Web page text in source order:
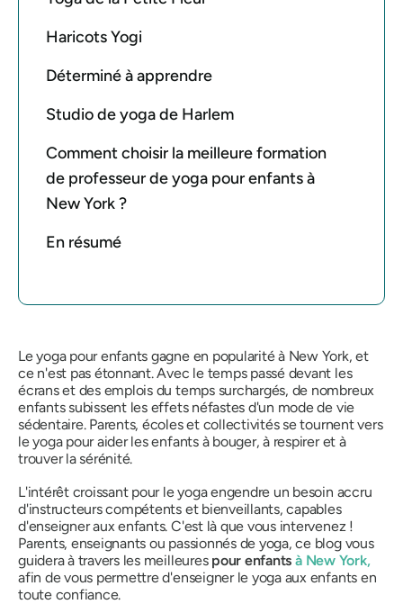
Haricots Yogi
Déterminé à apprendre
Studio de yoga de Harlem
Comment choisir la meilleure formation
de professeur de yoga pour enfants à
New York ?
En résumé
Le yoga pour enfants gagne en popularité à New York, et
ce n'est pas étonnant. Avec le temps passé devant les
écrans et des emplois du temps surchargés, de nombreux
enfants subissent les effets néfastes d'un mode de vie
sédentaire. Parents, écoles et collectivités se tournent vers
le yoga pour aider les enfants à bouger, à respirer et à
trouver la sérénité.
L'intérêt croissant pour le yoga engendre un besoin accru
d'instructeurs compétents et bienveillants, capables
d'enseigner aux enfants. C'est là que vous intervenez !
Parents, enseignants ou passionnés de yoga, ce blog vous
guidera à travers les meilleures pour enfants à New York,
afin de vous permettre d'enseigner le yoga aux enfants en
toute confiance.